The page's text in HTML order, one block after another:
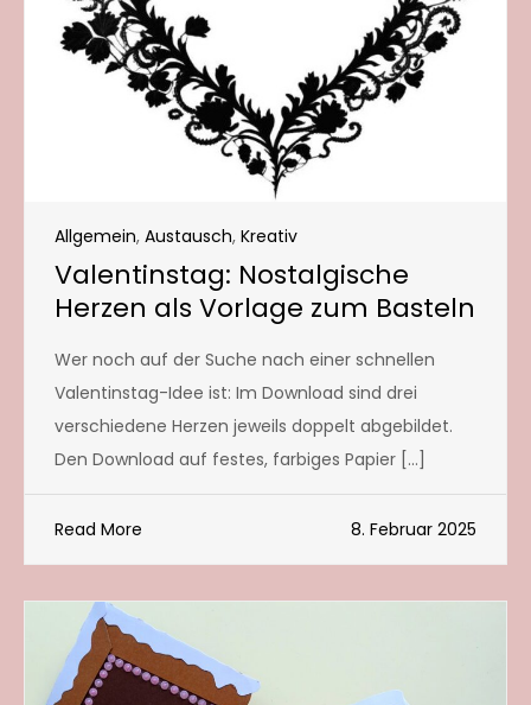
Allgemein, Austausch, Kreativ
Valentinstag: Nostalgische
Herzen als Vorlage zum Basteln
Wer noch auf der Suche nach einer schnellen
Valentinstag-Idee ist: Im Download sind drei
verschiedene Herzen jeweils doppelt abgebildet.
Den Download auf festes, farbiges Papier […]
Read More 8. Februar 2025